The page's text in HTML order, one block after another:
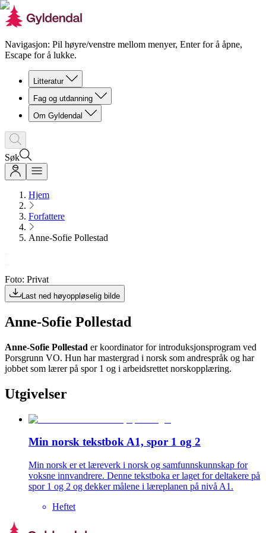
Navigasjon: Pil høyre/venstre mellom menyer, Enter for å åpne,
Escape for å lukke.
Litteratur
Fag og utdanning
Om Gyldendal
Søk
Hjem
Forfattere
Anne-Sofie Pollestad
Foto: Privat
Last ned høyoppløselig bilde
Anne-Sofie Pollestad
Anne-Sofie Pollestad er koordinator for introduksjonsprogram ved
Porsgrunn VO. Hun har mastergrad i norsk som andrespråk og har
jobbet som lærer på spor 1 og i arbeidsrettet norskopplæring.
Utgivelser
Min norsk tekstbok A1, spor 1 og 2
Min norsk er et læreverk i norsk og samfunnskunnskap for
voksne innvandrere. Denne tekstboka er laget for deltakere på
spor 1 og 2 og dekker målene i læreplanen på nivå A1.
Heftet